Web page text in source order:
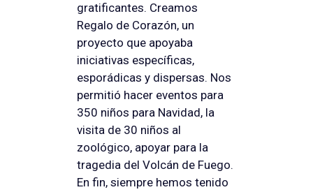
gratificantes. Creamos
Regalo de Corazón, un
proyecto que apoyaba
iniciativas específicas,
esporádicas y dispersas. Nos
permitió hacer eventos para
350 niños para Navidad, la
visita de 30 niños al
zoológico, apoyar para la
tragedia del Volcán de Fuego.
En fin, siempre hemos tenido